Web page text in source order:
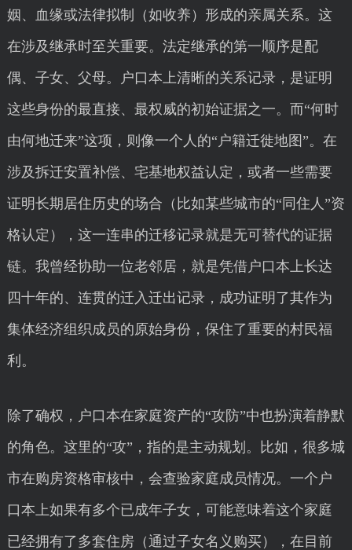
姻、血缘或法律拟制（如收养）形成的亲属关系。这
在涉及继承时至关重要。法定继承的第一顺序是配
偶、子女、父母。户口本上清晰的关系记录，是证明
这些身份的最直接、最权威的初始证据之一。而“何时
由何地迁来”这项，则像一个人的“户籍迁徙地图”。在
涉及拆迁安置补偿、宅基地权益认定，或者一些需要
证明长期居住历史的场合（比如某些城市的“同住人”资
格认定），这一连串的迁移记录就是无可替代的证据
链。我曾经协助一位老邻居，就是凭借户口本上长达
四十年的、连贯的迁入迁出记录，成功证明了其作为
集体经济组织成员的原始身份，保住了重要的村民福
利。
除了确权，户口本在家庭资产的“攻防”中也扮演着静默
的角色。这里的“攻”，指的是主动规划。比如，很多城
市在购房资格审核中，会查验家庭成员情况。一个户
口本上如果有多个已成年子女，可能意味着这个家庭
已经拥有了多套住房（通过子女名义购买），在目前